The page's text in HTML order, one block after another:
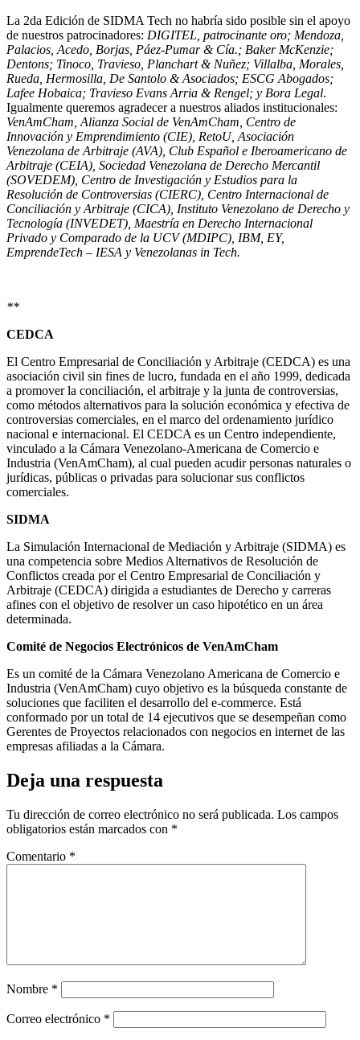
La 2da Edición de SIDMA Tech no habría sido posible sin el apoyo
de nuestros patrocinadores: DIGITEL, patrocinante oro; Mendoza,
Palacios, Acedo, Borjas, Páez-Pumar & Cía.; Baker McKenzie;
Dentons; Tinoco, Travieso, Planchart & Nuñez; Villalba, Morales,
Rueda, Hermosilla, De Santolo &Asociados; ESCG Abogados;
Lafee Hobaica; Travieso Evans Arria & Rengel; y Bora Legal.
Igualmente queremos agradecer a nuestros aliados institucionales:
VenAmCham, Alianza Social de VenAmCham, Centro de
Innovación y Emprendimiento (CIE), RetoU, Asociación
Venezolana de Arbitraje (AVA), Club Español e Iberoamericano de
Arbitraje (CEIA), Sociedad Venezolana de Derecho Mercantil
(SOVEDEM), Centro de Investigación y Estudios para la
Resolución de Controversias (CIERC), Centro Internacional de
Conciliación y Arbitraje (CICA), Instituto Venezolano de Derecho y
Tecnología (INVEDET), Maestría en Derecho Internacional
Privado y Comparado de la UCV (MDIPC), IBM, EY,
EmprendeTech – IESA y Venezolanas in Tech.
**
CEDCA
El Centro Empresarial de Conciliación y Arbitraje (CEDCA) es una
asociación civil sin fines de lucro, fundada en el año 1999, dedicada
a promover la conciliación, el arbitraje y la junta de controversias,
como métodos alternativos para la solución económica y efectiva de
controversias comerciales, en el marco del ordenamiento jurídico
nacional e internacional. El CEDCA es un Centro independiente,
vinculado a la Cámara Venezolano-Americana de Comercio e
Industria (VenAmCham), al cual pueden acudir personas naturales o
jurídicas, públicas o privadas para solucionar sus conflictos
comerciales.
SIDMA
La Simulación Internacional de Mediación y Arbitraje (SIDMA) es
una competencia sobre Medios Alternativos de Resolución de
Conflictos creada por el Centro Empresarial de Conciliación y
Arbitraje (CEDCA) dirigida a estudiantes de Derecho y carreras
afines con el objetivo de resolver un caso hipotético en un área
determinada.
Comité de Negocios Electrónicos de VenAmCham
Es un comité de la Cámara Venezolano Americana de Comercio e
Industria (VenAmCham) cuyo objetivo es la búsqueda constante de
soluciones que faciliten el desarrollo del e-commerce. Está
conformado por un total de 14 ejecutivos que se desempeñan como
Gerentes de Proyectos relacionados con negocios en internet de las
empresas afiliadas a la Cámara.
Deja una respuesta
Tu dirección de correo electrónico no será publicada. Los campos
obligatorios están marcados con *
Comentario *
Nombre *
Correo electrónico *